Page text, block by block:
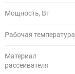
Мощность, Вт
Рабочая температура
Материал
рассеивателя